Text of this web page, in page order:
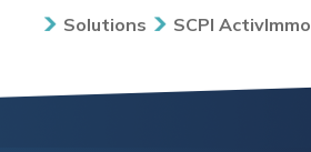
Solutions SCPI ActivImmo